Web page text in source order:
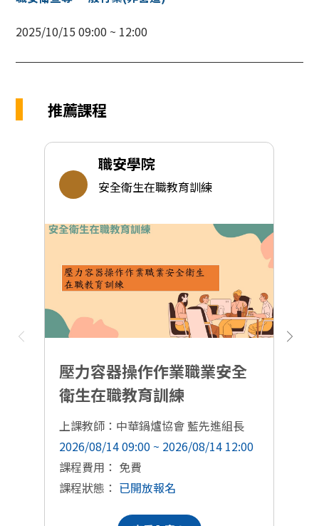
2025/10/15 09:00 ~ 12:00
推薦課程
職安學院
安全衛生在職教育訓練
壓力容器操作作業職業安全
衛生在職教育訓練
上課教師：中華鍋爐協會 藍先進組長
2026/08/14 09:00 ~ 2026/08/14 12:00
課程費用： 免費
課程狀態： 已開放報名